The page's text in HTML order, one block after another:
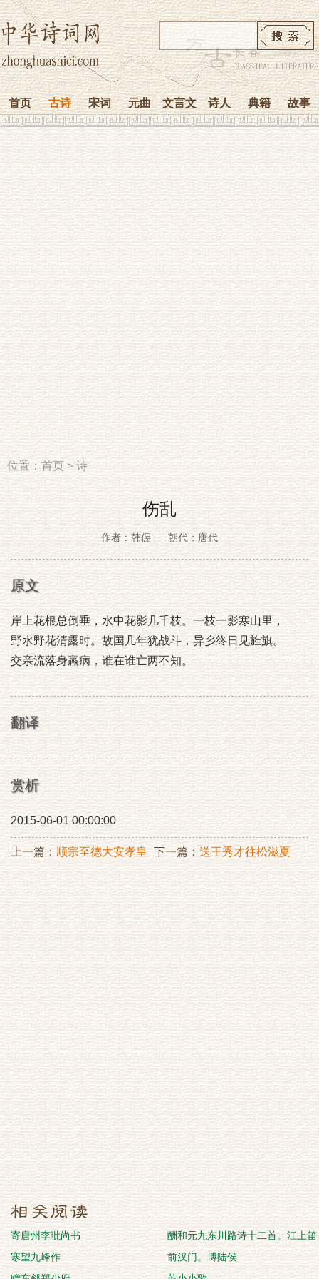
首页 古诗 宋词 元曲 文言文 诗人 典籍 故事
位置：首页>诗
伤乱
作者：韩偓 朝代：唐代
原文
岸上花根总倒垂，水中花影几千枝。一枝一影寒山里，
野水野花清露时。故国几年犹战斗，异乡终日见旌旗。
交亲流落身羸病，谁在谁亡两不知。
翻译
赏析
2015-06-01 00:00:00
上一篇：顺宗至德大安孝皇
帝挽歌三首（时充卤簿使）
下一篇：送王秀才往松滋夏
课
寄唐州李玭尚书
酬和元九东川路诗十二首。江上笛
寒望九峰作
前汉门。博陆侯